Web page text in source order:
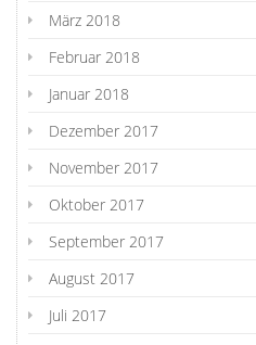
März 2018
Februar 2018
Januar 2018
Dezember 2017
November 2017
Oktober 2017
September 2017
August 2017
Juli 2017